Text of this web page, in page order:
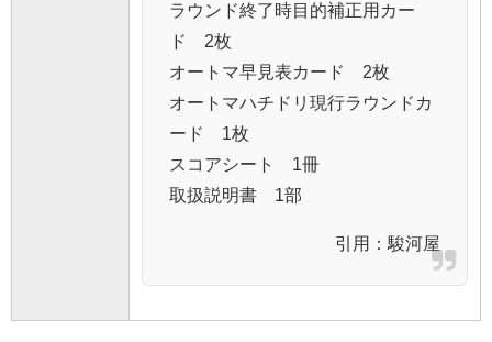
ラウンド終了時目的補正用カー
ド 2枚
オートマ早見表カード 2枚
オートマハチドリ現行ラウンドカ
ード 1枚
スコアシート 1冊
取扱説明書 1部
引用： 駿河屋